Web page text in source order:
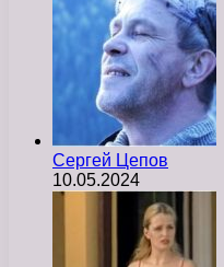
Сергей Цепов
10.05.2024